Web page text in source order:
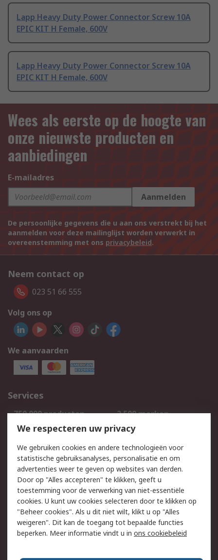
Lapp Heavy Duty Power Connector Screw 10A
EPIC KIT H Female, 600V
Lapp Heavy Duty Power Connector Screw 10A
EPIC KIT H Female, 600V
Wees als eerste op de hoogte van
onze nieuwste producten en
aanbiedingen
E-mailadres
Aanmelden
De persoonlijke gegevens die u aan ons verstrekt bij het
aanmelden voor deze mailinglijst worden verwerkt in
overeenstemming met ons privacybeleid.
Neem contact op
023 51 66 555
Volg ons op
We aanvaarden
Services
750.000 producten
2.500 merken
Bestellen
Inkoopoplossingen
Track & Trace
Wettelijk
Cookiebeleid
Email veiligheid
Privacybeleid
Websitevoorwaarden
Algemene
verkoopvoorwaarden
We respecteren uw privacy
We gebruiken cookies en andere technologieën voor
statistische gebruiksanalyses, personalisatie en om
advertenties weer te geven op websites van derden.
Door op "Alles accepteren" te klikken, geeft u
toestemming voor de verwerking van niet-essentiële
cookies. U kunt uw cookies selecteren door te klikken op
"Beheer cookies". Als u dit niet wilt, klikt u op "Alles
weigeren". Dit kan de toegang tot bepaalde functies
beperken. Meer informatie vindt u in ons cookiebeleid